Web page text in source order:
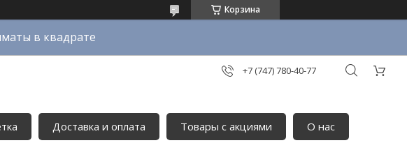
Корзина
в квадрате
+7 (747) 780-40-77
Доставка и оплата Товары с акциями
О нас